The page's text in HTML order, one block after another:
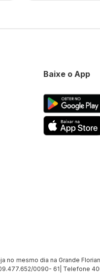
Baixe o App
mesmo dia na Grande
09.477.652/0090- 61| Telefone